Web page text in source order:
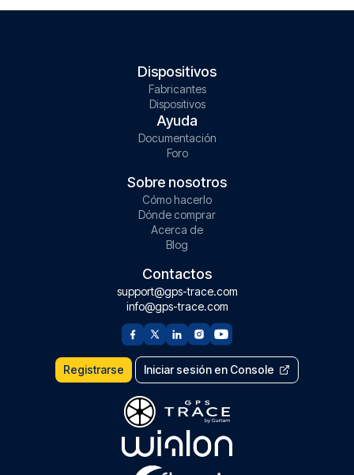
Dispositivos
Fabricantes
Dispositivos
Ayuda
Documentación
Foro
Sobre nosotros
Cómo hacerlo
Dónde comprar
Acerca de
Blog
Contactos
support@gps-trace.com
info@gps-trace.com
Registrarse Iniciar sesión en Console